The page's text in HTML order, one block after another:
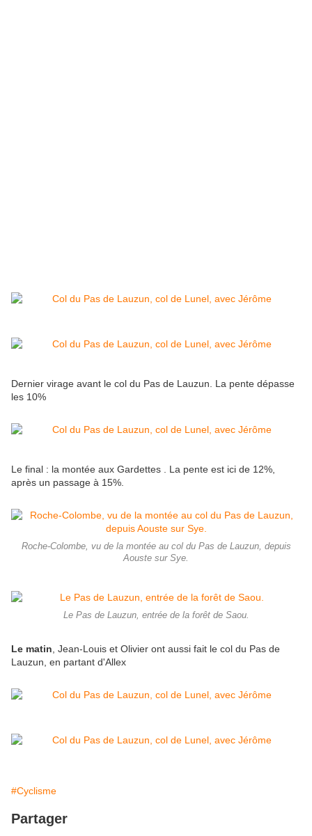
Dernier virage avant le col du Pas de Lauzun. La pente dépasse
les 10%
Le final : la montée aux Gardettes . La pente est ici de 12%,
après un passage à 15%.
Roche-Colombe, vu de la montée au col du Pas de Lauzun, depuis
Aouste sur Sye.
Le Pas de Lauzun, entrée de la forêt de Saou.
Le matin , Jean-Louis et Olivier ont aussi fait le col du Pas de
Lauzun, en partant d'Allex
#Cyclisme
Partager